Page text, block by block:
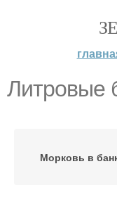
Литровые
Морковь в